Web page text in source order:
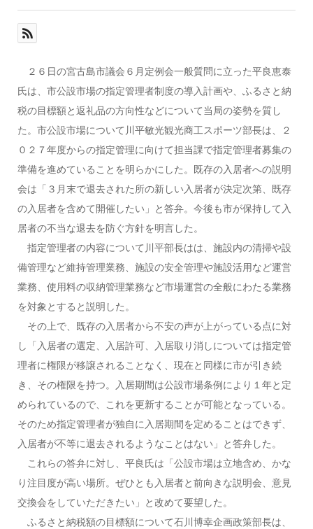
２６日の宮古島市議会６月定例会一般質問に立った平良恵泰
氏は、市公設市場の指定管理者制度の導入計画や、ふるさと納
税の目標額と返礼品の方向性などについて当局の姿勢を質し
た。市公設市場について川平敏光観光商工スポーツ部長は、２
０２７年度からの指定管理に向けて担当課で指定管理者募集の
準備を進めていることを明らかにした。既存の入居者への説明
会は「３月末で退去された所の新しい入居者が決定次第、既存
の入居者を含めて開催したい」と答弁。今後も市が保持して入
居者の不当な退去を防ぐ方針を明言した。
指定管理者の内容について川平部長はは、施設内の清掃や設
備管理など維持管理業務、施設の安全管理や施設活用など運営
業務、使用料の収納管理業務など市場運営の全般にわたる業務
を対象とすると説明した。
その上で、既存の入居者から不安の声が上がっている点に対
し「入居者の選定、入居許可、入居取り消しについては指定管
理者に権限が移譲されることなく、現在と同様に市が引き続
き、その権限を持つ。入居期間は公設市場条例により１年と定
められているので、これを更新することが可能となっている。
そのため指定管理者が独自に入居期間を定めることはできず、
入居者が不等に退去されるようなことはない」と答弁した。
これらの答弁に対し、平良氏は「公設市場は立地含め、かな
り注目度が高い場所。ぜひとも入居者と前向きな説明会、意見
交換会をしていただきたい」と改めて要望した。
ふるさと納税額の目標額について石川博幸企画政策部長は、